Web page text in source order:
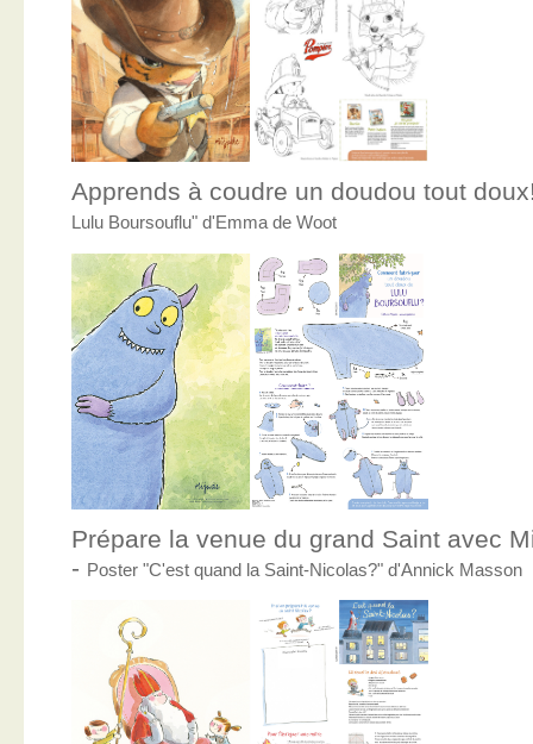
Apprends à coudre un doudou tout
Lulu Boursouflu" d'Emma de Woot
Prépare la venue du grand Saint avec
- Poster "C'est quand la Saint-Nicolas?" d'Annick Masson